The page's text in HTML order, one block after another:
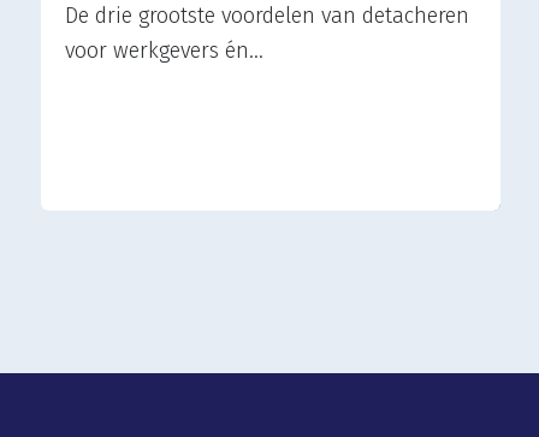
De drie grootste voordelen van detacheren
voor werkgevers én…